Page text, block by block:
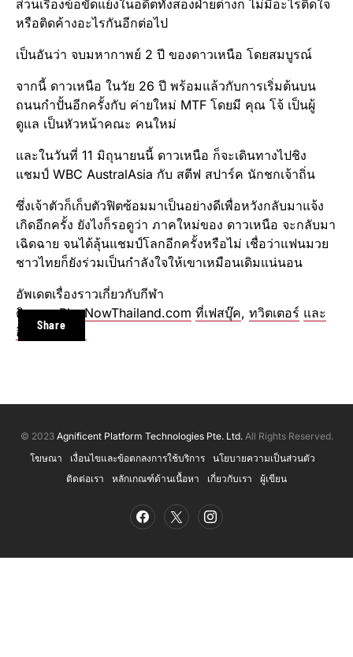
Share
ส่วนเรื่องข้อขัดแย้งในอดีตทั้งสองฝ่ายต่างก็ ไม่มีอะไรติดใจ
หรือติดค้างอะไรกันอีกต่อไป
เป็นอันว่า จบมหากาพย์ 2 ปี ของดาวเหนือ โดยสมบูรณ์
จากนี้ ดาวเหนือ ในวัย 26 ปี พร้อมแล้วกับการเริ่มต้นบน
ถนนกำปั้นอีกครั้งกับ ค่ายใหม่ MTF โดยมี คุณ โจ้ เป็นผู้
ดูแล เป็นหัวหน้าคณะ คนใหม่
และในวันที่ 11 มิถุนายนนี้ ดาวเหนือ ก็จะเดินทางไปชิง
แชมป์ WBC AustralAsia กับ สตีฟ สปาร์ค นักชกเจ้าถิ่น
ซึ่งเจ้าตัวก็เก็บตัวฟิตซ้อมมาเป็นอย่างดีเพื่อหวังกลับมาแจ้ง
เกิดอีกครั้ง ยังไงก็รอดูว่า ภาคใหม่ของ ดาวเหนือ จะกลับมา
เฉิดฉาย จนได้ลุ้นแชมป์โลกอีกครั้งหรือไม่ เชื่อว่าแฟนมวย
ชาวไทยก็ยังร่วมเป็นกำลังใจให้เขาเหมือนเดิมแน่นอน
อัพเดตเรื่องราวเกี่ยวกับกีฬา
ติดตามPlayNowThailand.com ที่เฟสบุ๊ค, ทวิตเตอร์ และ
อินสตาแกรม
© 2023 Agnificent Platform Technologies Pte. Ltd.All Rights Reserved.
โฆษณา เงื่อนไขและข้อตกลงการใช้บริการ
นโยบายความเป็นส่วนตัว
ติดต่อเรา
หลักเกณฑ์ด้านเนื้อหา เกี่ยวกับเรา ผู้เขียน